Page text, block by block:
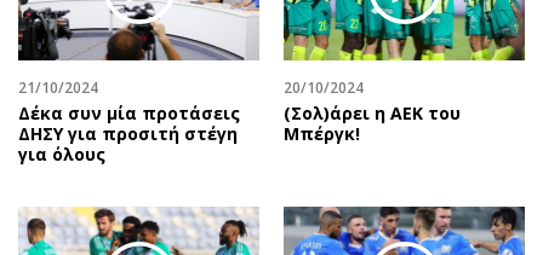
Ελλάδα
Κόσμος
Παράξενα
Πολιτισμός
Σινεμά
Μουσική
Συνταγές
Έξοδος
Media
Εκπομπές
Uncut
21/10/2024
Δέκα συν μία προτάσεις
ΔΗΣΥ για προσιτή στέγη
για όλους
20/10/2024
(Σολ)άρει η ΑΕΚ του
Μπέργκ!